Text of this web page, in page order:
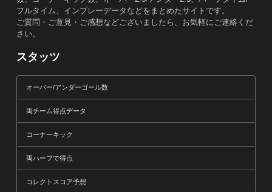
フルタイム、インプレーデータなどをまとめたサイトです。
ご質問・ご意見・ご感想などございましたら、お気軽にご連絡くだ
さい。
スタッツ
オーバー/アンダーゴール数
両チーム得点データ
コーナーキック
両ハーフで得点
コレクトスコア予想